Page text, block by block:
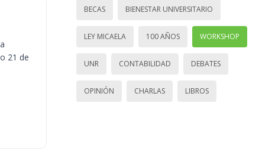
21 de
BECAS BIENESTAR UNIVERSITARIO
LEY MICAELA 100 AÑOS WORKSHOP
UNR CONTABILIDAD DEBATES
OPINIÓN CHARLAS LIBROS